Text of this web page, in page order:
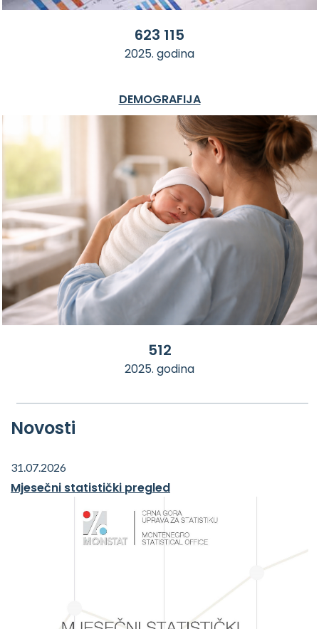
623 115
2025. godina
DEMOGRAFIJA
512
2025. godina
Novosti
31.07.2026
Mjesečni statistički pregled